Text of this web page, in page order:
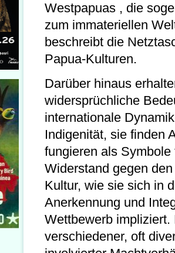
Westpapuas , die
zum immateriellen
beschreibt die
Papua-Kulturen.
Darüber hinaus
widersprüchliche
internationale
Indigenität, sie finden
fungieren als
Widerstand gegen
Kultur, wie sie sich in
Anerkennung und
Wettbewerb
verschiedener, oft